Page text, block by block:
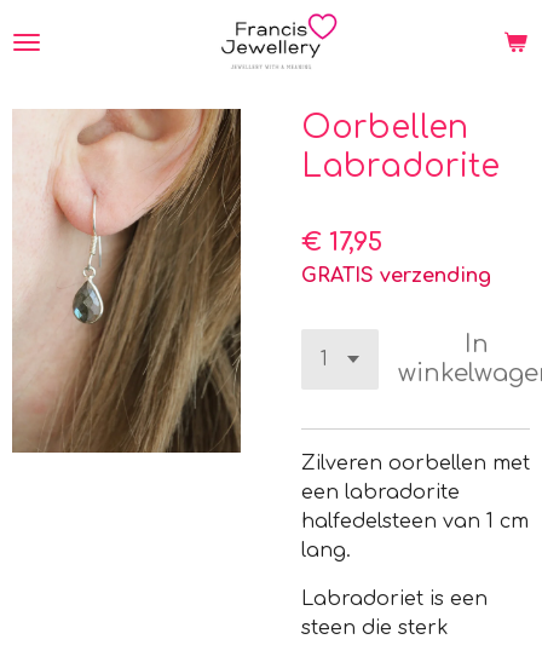
direct
de
hoofdinhoud
Oorbellen
Labradorite
€ 17,95
GRATIS verzending
In
Zilveren oorbellen met
een labradorite
halfedelsteen van 1 cm
lang.
Labradoriet is een
steen die sterk